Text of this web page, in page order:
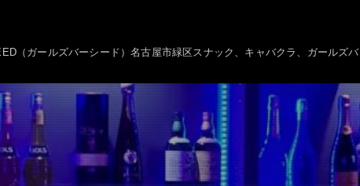
（ガールズバーシード）名古屋市緑区スナック、キャバクラ、ガールズバ